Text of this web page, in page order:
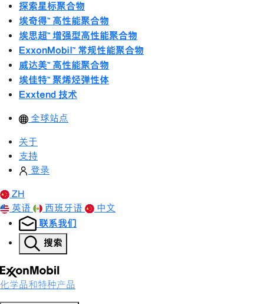
探索星标聚合物
埃奇得™ 高性能聚合物
埃思超™ 增强型高性能聚合物
ExxonMobil™ 常规性能聚合物
威达美™ 高性能聚合物
埃佳特™ 聚烯烃弹性体
Exxtend 技术
全球站点
关于
支持
登录
ZH
英语
西班牙语 中文
联系我们
搜索
化学品和特种产品